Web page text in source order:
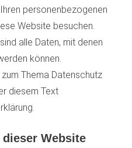
personenbezogenen
Website besuchen.
alle Daten, mit denen
können.
Thema Datenschutz
diesem Text
Website